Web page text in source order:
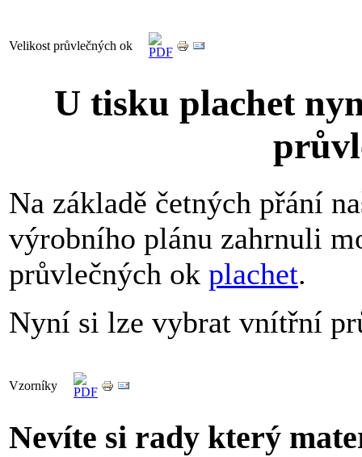
Velikost průvlečných ok
U tisku plachet
Na základě četných přání
výrobního plánu zahrnuli
průvlečných ok plachet.
Nyní si lze vybrat vnítřní
Vzorníky
Nevíte si rady který